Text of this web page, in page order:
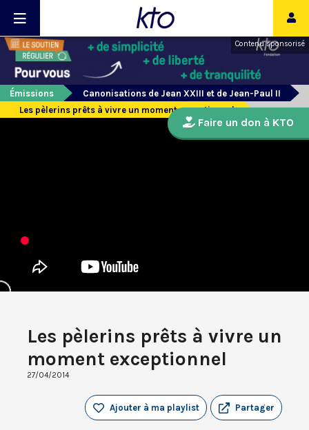
Contenu sponsorisé
Émissions
Canonisations de Jean XXIII et de Jean-Paul II
Les pèlerins prêts à vivre un moment exceptionnel
Les pèlerins prêts à vivre un
moment exceptionnel
27/04/2014
Partager
Ajouter à ma playlist
Faire un don à KTO